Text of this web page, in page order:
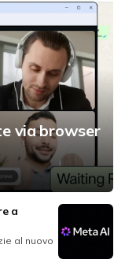
via browser
a
al nuovo